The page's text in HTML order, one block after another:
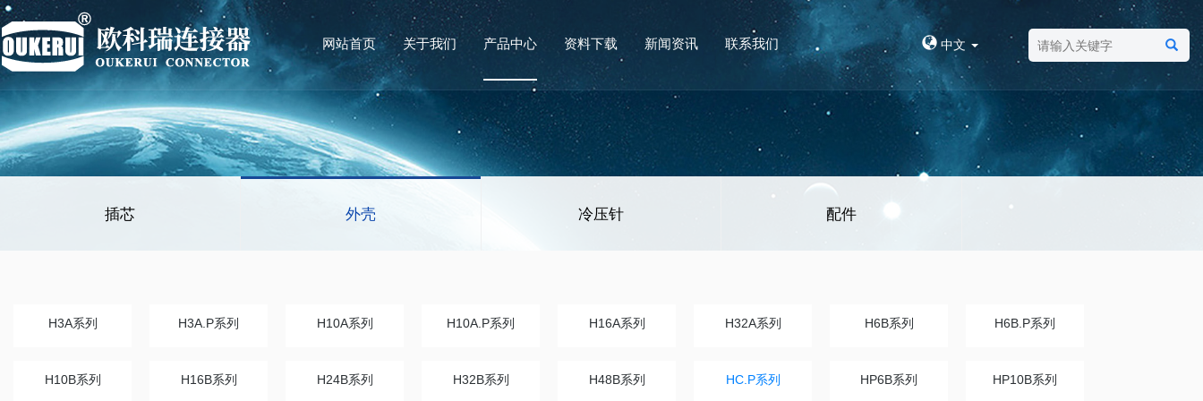
网站首页 关于我们 产品中心 资料下载 新闻资讯 联系我们 中文
插芯 外壳 冷压针 配件
H3A系列 H3A.P系列 H10A系列 H10A.P系列 H16A系列 H32A系列 H6B系列 H6B.P系列
H10B系列 H16B系列 H24B系列 H32B系列 H48B系列 HC.P系列 HP6B系列 HP10B系列